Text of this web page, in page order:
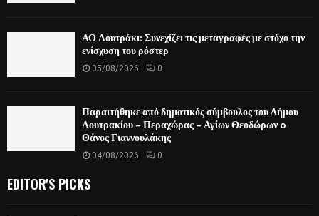
ΑΟ Λουτράκι: Συνεχίζει τις μεταγραφές με στόχο την
ενίσχυση του ρόστερ
05/08/2026 0
Παραιτήθηκε από δημοτικός σύμβουλος του Δήμου
Λουτρακίου – Περαχώρας – Αγίων Θεοδώρων o
Θάνος Γιαννουλάκης
04/08/2026 0
EDITOR'S PICKS